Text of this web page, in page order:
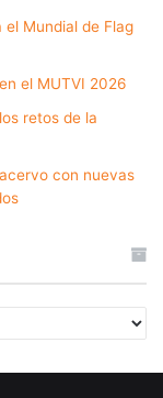
el Mundial de Flag
el MUTVI 2026
retos de la
con nuevas